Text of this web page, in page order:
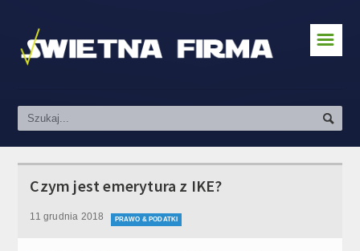
Zakładanie działalności
Pozyskiwanie klientów
Kredyty i finanse
☰
Czym jest emerytura z IKE?
11 grudnia 2018 PRAWO & PODATKI